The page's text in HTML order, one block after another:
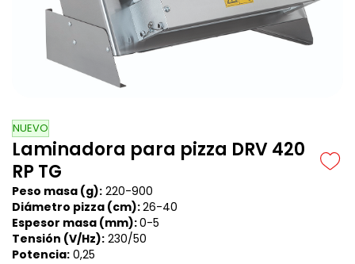
NUEVO
Laminadora para pizza DRV 420
RP TG
Peso masa (g): 220-900
Diámetro pizza (cm):26-40
Espesor masa (mm):0-5
Tensión (V/Hz): 230/50
Potencia: 0,25